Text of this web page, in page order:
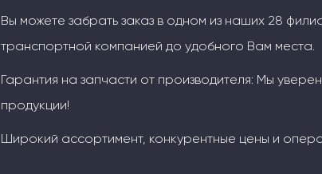
Вы можете забрать заказ в одном из наших 28
транспортной компанией до удобного Вам места.
Гарантия на запчасти от производителя: Мы
продукции!
Широкий ассортимент, конкурентные цены и